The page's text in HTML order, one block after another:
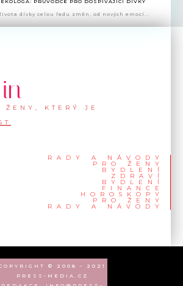
dívky celou řadu změn, od nových emocí...
ŽENY, KTERÝ JE
RADY A NÁVODY
PRO ŽENY
BYDLENÍ
ZDRAVÍ
BYDLENÍ
FINANCE
HOROSKOPY
PRO ŽENY
RADY A NÁVODY
© 2008 - 2021
PRESS-MEDIA.CZ